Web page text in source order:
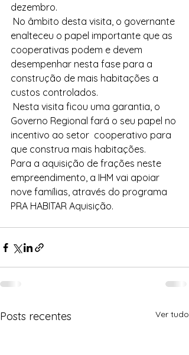
dezembro.
enalteceu o papel importante que as
cooperativas podem e devem
desempenhar nesta fase para a
construção de mais habitações a
custos controlados.
Governo Regional fará o seu papel no
incentivo ao setor  cooperativo para
que construa mais habitações.
Para a aquisição de frações neste
empreendimento, a IHM vai apoiar
nove famílias, através do programa
PRA HABITAR Aquisição.
Posts recentes Ver tudo